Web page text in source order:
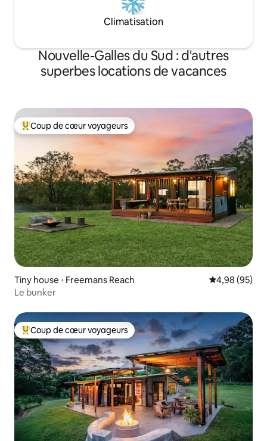
Climatisation
Nouvelle-Galles du Sud : d'autres
superbes locations de vacances
Coups de cœur voyageurs les plus appréciés
Coup de cœur voyageurs
Tiny house ⋅ Freemans Reach Évaluation
4,98 (95)
Le bunker
Coups de cœur voyageurs les plus appréciés
Coup de cœur voyageurs